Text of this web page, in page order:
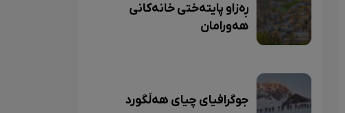
ڕەزاو پایتەختی خانەکانی
هەورامان
جوگرافیای چیای هەڵگورد